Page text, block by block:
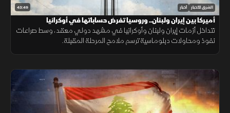
43:49 الشرق للأخبار أخبار
أميركا بين إيران ولبنان.. وروسيا تفرض حساباتها في أوكرانيا
تتداخل أزمات إيران ولبنان وأوكرانيا في مشهد دولي معقد، وسط صراعات
نفوذ ومحاولات دبلوماسية ترسم ملامح المرحلة المقبلة.